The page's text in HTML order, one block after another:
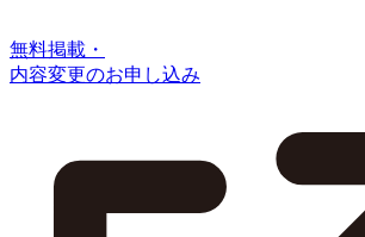
無料掲載・
内容変更のお申し込み